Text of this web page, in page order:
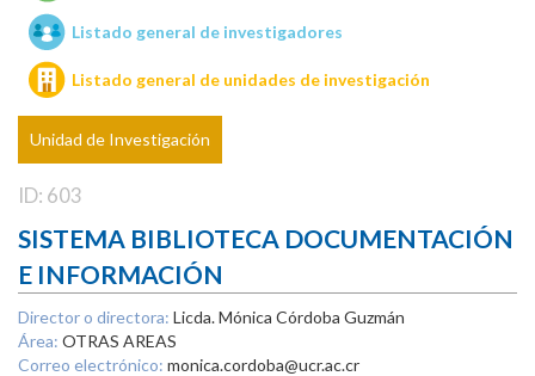
Unidades de investigación
Listado general de investigadores
Listado general de unidades de investigación
Unidad de Investigación
ID: 603
SISTEMA BIBLIOTECA DOCUMENTACIÓN
E INFORMACIÓN
Director o directora: Licda. Mónica Córdoba Guzmán
Área: OTRAS AREAS
Correo electrónico: monica.cordoba@ucr.ac.cr